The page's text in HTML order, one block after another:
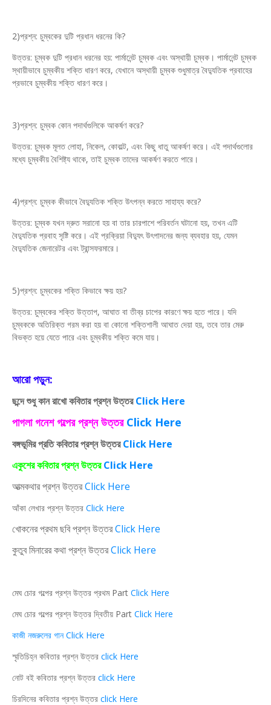
2)প্রশ্ন: চুম্বকের দুটি প্রধান ধরনের কি?
উত্তর: চুম্বক দুটি প্রধান ধরনের হয়: পার্মানেন্ট চুম্বক এবং অস্থায়ী চুম্বক। পার্মানেন্ট চুম্বক
স্থায়ীভাবে চুম্বকীয় শক্তি ধারণ করে, যেখানে অস্থায়ী চুম্বক শুধুমাত্র বৈদ্যুতিক প্রবাহের
প্রভাবে চুম্বকীয় শক্তি ধারণ করে।
3)প্রশ্ন: চুম্বক কোন পদার্থগুলিকে আকর্ষণ করে?
উত্তর: চুম্বক মূলত লোহা, নিকেল, কোবাল্ট, এবং কিছু ধাতু আকর্ষণ করে। এই পদার্থগুলোর
মধ্যে চুম্বকীয় বৈশিষ্ট্য থাকে, তাই চুম্বক তাদের আকর্ষণ করতে পারে।
4)প্রশ্ন: চুম্বক কীভাবে বৈদ্যুতিক শক্তি উৎপন্ন করতে সাহায্য করে?
উত্তর: চুম্বক যখন দ্রুত সরানো হয় বা তার চারপাশে পরিবর্তন ঘটানো হয়, তখন এটি
বৈদ্যুতিক প্রবাহ সৃষ্টি করে। এই প্রক্রিয়া বিদ্যুৎ উৎপাদনের জন্য ব্যবহার হয়, যেমন
বৈদ্যুতিক জেনারেটর এবং ট্রান্সফরমারে।
5)প্রশ্ন: চুম্বকের শক্তি কিভাবে ক্ষয় হয়?
উত্তর: চুম্বকের শক্তি উত্তাপ, আঘাত বা তীব্র চাপের কারণে ক্ষয় হতে পারে। যদি
চুম্বককে অতিরিক্ত গরম করা হয় বা কোনো শক্তিশালী আঘাত দেয়া হয়, তবে তার মেরু
বিভক্ত হয়ে যেতে পারে এবং চুম্বকীয় শক্তি কমে যায়।
আরো পড়ুন:
ছন্দে শুধু কান রাখো কবিতার প্রশ্ন উত্তরClick Here
পাগলা গনেশ গল্পের প্রশ্ন উত্তর Click Here
বঙ্গভূমির প্রতি কবিতার প্রশ্ন উত্তরClick Here
একুশের কবিতার প্রশ্ন উত্তর Click Here
আত্মকথার প্রশ্ন উত্তরClick Here
আঁকা লেখার প্রশ্ন উত্তর Click Here
খোকনের প্রথম ছবি প্রশ্ন উত্তরClick Here
কুতুব মিনারের কথা প্রশ্ন উত্তরClick Here
মেঘ চোর গল্পের প্রশ্ন উত্তর প্রথম Part Click Here
মেঘ চোর গল্পের প্রশ্ন উত্তর দ্বিতীয় Part Click Here
কাজী নজরুলের গান Click Here
স্মৃতিচিহ্ন কবিতার প্রশ্ন উত্তর click Here
নোট বই কবিতার প্রশ্ন উত্তর click Here
চিরদিনের কবিতার প্রশ্ন উত্তর click Here